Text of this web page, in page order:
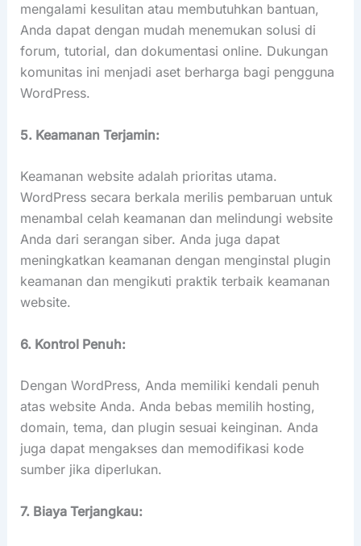
mengalami kesulitan atau membutuhkan bantuan,
Anda dapat dengan mudah menemukan solusi di
forum, tutorial, dan dokumentasi online. Dukungan
komunitas ini menjadi aset berharga bagi pengguna
WordPress.
5. Keamanan Terjamin:
Keamanan website adalah prioritas utama.
WordPress secara berkala merilis pembaruan untuk
menambal celah keamanan dan melindungi website
Anda dari serangan siber. Anda juga dapat
meningkatkan keamanan dengan menginstal plugin
keamanan dan mengikuti praktik terbaik keamanan
website.
6. Kontrol Penuh:
Dengan WordPress, Anda memiliki kendali penuh
atas website Anda. Anda bebas memilih hosting,
domain, tema, dan plugin sesuai keinginan. Anda
juga dapat mengakses dan memodifikasi kode
sumber jika diperlukan.
7. Biaya Terjangkau: